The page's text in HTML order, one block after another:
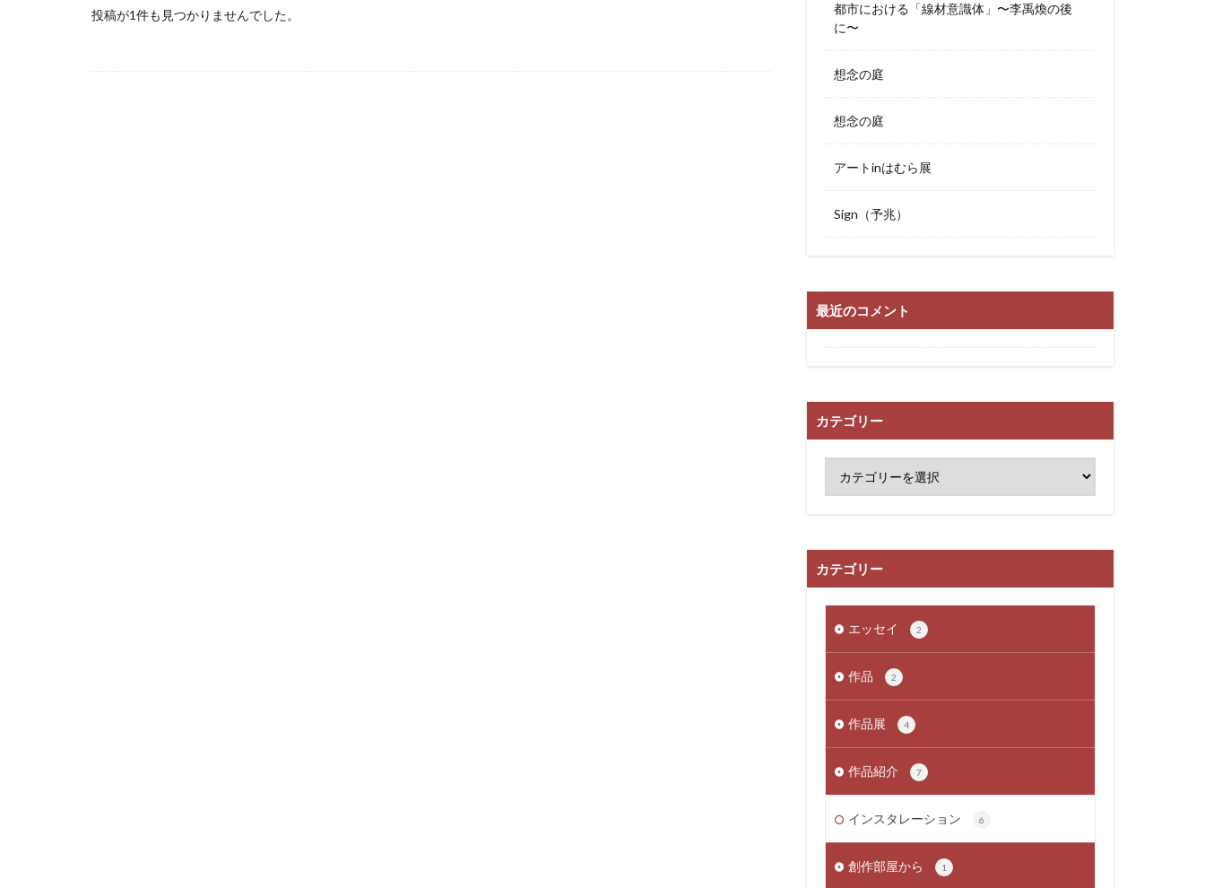
投稿が1件も見つかりませんでした。
都市における「線材意識体」〜李禹煥の後
に〜
想念の庭
想念の庭
アートinはむら展
Sign（予兆）
最近のコメント
カテゴリー
カテゴリー
エッセイ 2
作品 2
作品展 4
作品紹介 7
インスタレーション 6
創作部屋から 1